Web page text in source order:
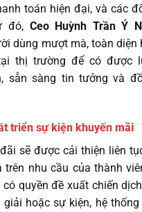
toán hiện đại, và các
đó, Ceo Huỳnh Trần Ý
dùng mượt mà, toàn diện
thị trường để có được
sẵn sàng tin tưởng và
triển sự kiện khuyến mãi
sẽ được cải thiện liên
trên nhu cầu của thành
có quyền đề xuất chiến
hoặc sự kiện, hệ